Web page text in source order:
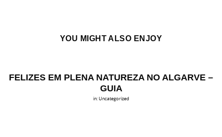
YOU MIGHT ALSO ENJOY
FELIZES EM PLENA NATUREZA NO ALGARVE –
GUIA
in: Uncategorized